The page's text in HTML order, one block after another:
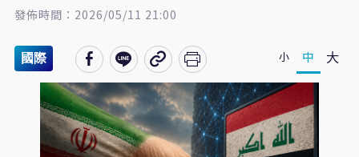
發佈時間：2026/05/11 21:00
國際 小 中 大